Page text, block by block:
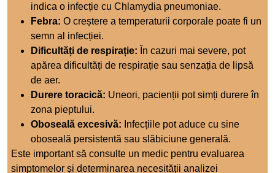
indica o infecție cu Chlamydia pneumoniae.
Febra: O creștere a temperaturii corporale poate fi un
semn al infecției.
Dificultăți de respirație: În cazuri mai severe, pot
apărea dificultăți de respirație sau senzația de lipsă
de aer.
Durere toracică: Uneori, pacienții pot simți durere în
zona pieptului.
Oboseală excesivă: Infecțiile pot aduce cu sine
oboseală persistentă sau slăbiciune generală.
Este important să consulte un medic pentru evaluarea
simptomelor și determinarea necesității analizei